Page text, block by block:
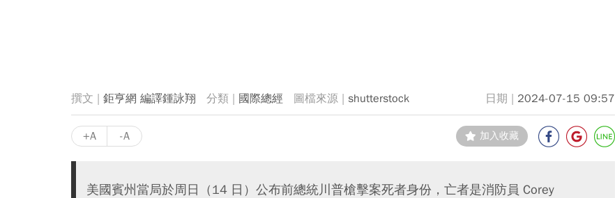
鉅亨網 編譯鍾詠翔 國際總經 shutterstock 2024-07-15 09:57
+A -A 加入收藏
美國賓州當局於周日（14 日）公布前總統川普槍擊案死者身份，亡者是消防員 Corey